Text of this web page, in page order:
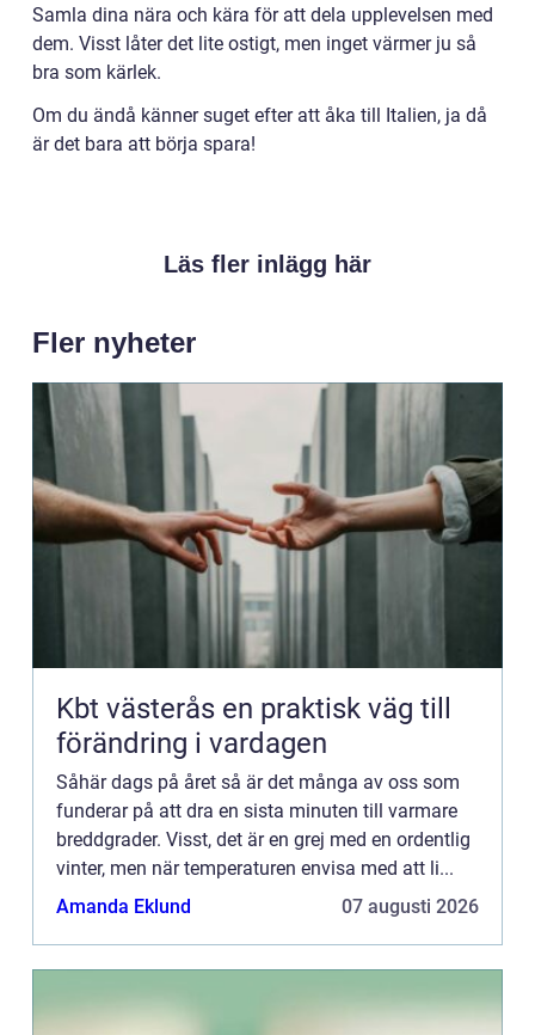
Samla dina nära och kära för att dela upplevelsen med
dem. Visst låter det lite ostigt, men inget värmer ju så
bra som kärlek.
Om du ändå känner suget efter att åka till Italien, ja då
är det bara att börja spara!
Läs fler inlägg här
Fler nyheter
Kbt västerås en praktisk väg till
förändring i vardagen
Såhär dags på året så är det många av oss som
funderar på att dra en sista minuten till varmare
breddgrader. Visst, det är en grej med en ordentlig
vinter, men när temperaturen envisa med att li...
Amanda Eklund
07 augusti 2026